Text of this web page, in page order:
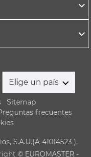
Elige un país
Sitemap
frecuentes
S.A.U.(A-41014523 ),
© EUROMASTER -